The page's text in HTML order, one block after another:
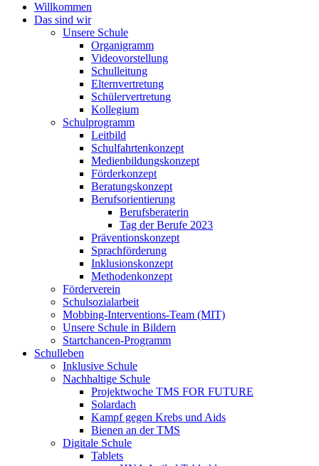
Willkommen
Das sind wir
Unsere Schule
Organigramm
Videovorstellung
Schulleitung
Elternvertretung
Schülervertretung
Kollegium
Schulprogramm
Leitbild
Schulfahrtenkonzept
Medienbildungskonzept
Förderkonzept
Beratungskonzept
Berufsorientierung
Berufsberaterin
Tag der Berufe 2023
Präventionskonzept
Sprachförderung
Inklusionskonzept
Methodenkonzept
Förderverein
Schulsozialarbeit
Mobbing-Interventions-Team (MIT)
Unsere Schule in Bildern
Startchancen-Programm
Schulleben
Inklusive Schule
Nachhaltige Schule
Projektwoche TMS FOR FUTURE
Solardach
Kampf gegen Krebs und Aids
Bienen an der TMS
Digitale Schule
Tablets